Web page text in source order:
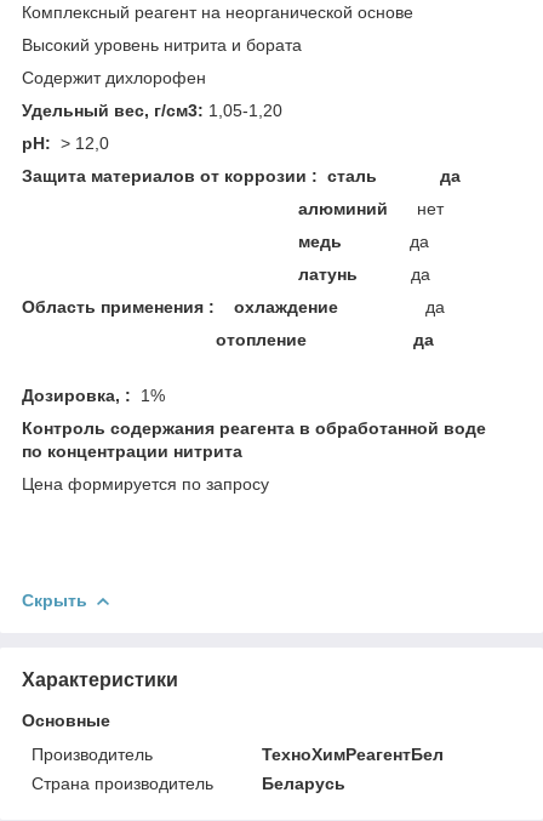
Комплексный реагент на неорганической основе
Высокий уровень нитрита и бората
Содержит дихлорофен
Удельный вес, г/см3: 1,05-1,20
pH: > 12,0
Защита материалов от коррозии : сталь да
алюминий нет
медь да
латунь да
Область применения : охлаждение да
отопление да
Дозировка, : 1%
Контроль содержания реагента в обработанной воде
по концентрации нитрита
Цена формируется по запросу
Скрыть
Характеристики
Основные
Производитель
ТехноХимРеагентБел
Страна производитель
Беларусь